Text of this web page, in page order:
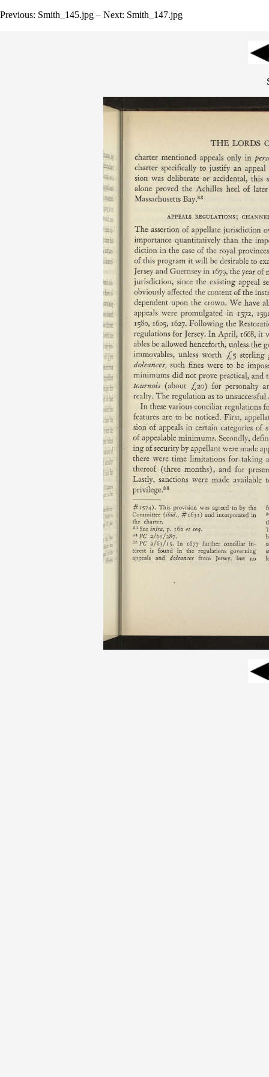
Previous: Smith_145.jpg – Next: Smith_147.jpg